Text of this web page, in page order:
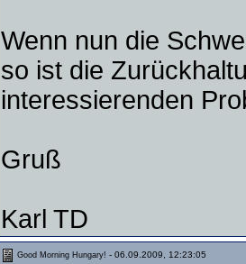
Wenn nun die
so ist die
interessierenden
Gruß
Karl TD
Good Morning Hungary! - 06.09.2009, 12:23:05